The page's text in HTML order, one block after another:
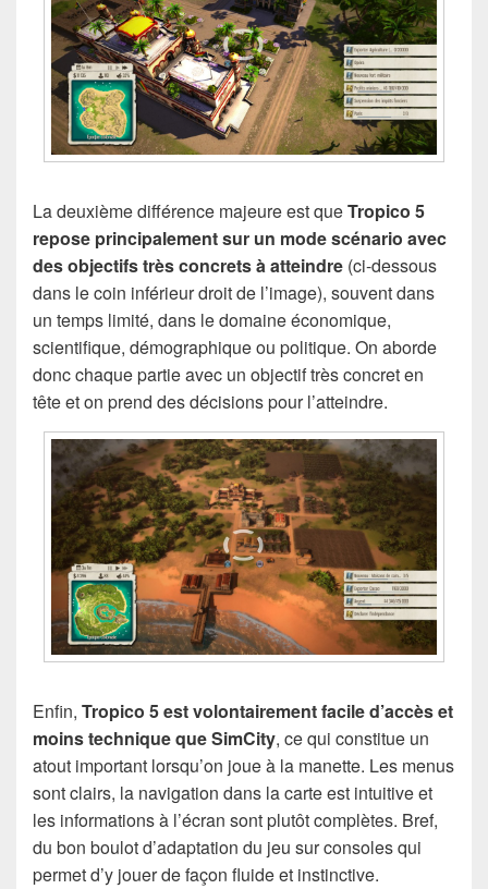
La deuxième différence majeure est queTropico 5
repose principalement sur un mode scénario avec
des objectifs très concrets à atteindre (ci-dessous
dans le coin inférieur droit de l’image), souvent dans
un temps limité, dans le domaine économique,
scientifique, démographique ou politique. On aborde
donc chaque partie avec un objectif très concret en
tête et on prend des décisions pour l’atteindre.
Enfin, Tropico 5 est volontairement facile d’accès et
moins technique que SimCity, ce qui constitue un
atout important lorsqu’on joue à la manette. Les menus
sont clairs, la navigation dans la carte est intuitive et
les informations à l’écran sont plutôt complètes. Bref,
du bon boulot d’adaptation du jeu sur consoles qui
permet d’y jouer de façon fluide et instinctive.